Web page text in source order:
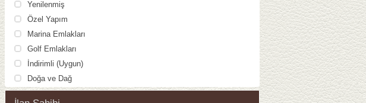
Yenilenmiş
Özel Yapım
Marina Emlakları
Golf Emlakları
İndirimli (Uygun)
Doğa ve Dağ